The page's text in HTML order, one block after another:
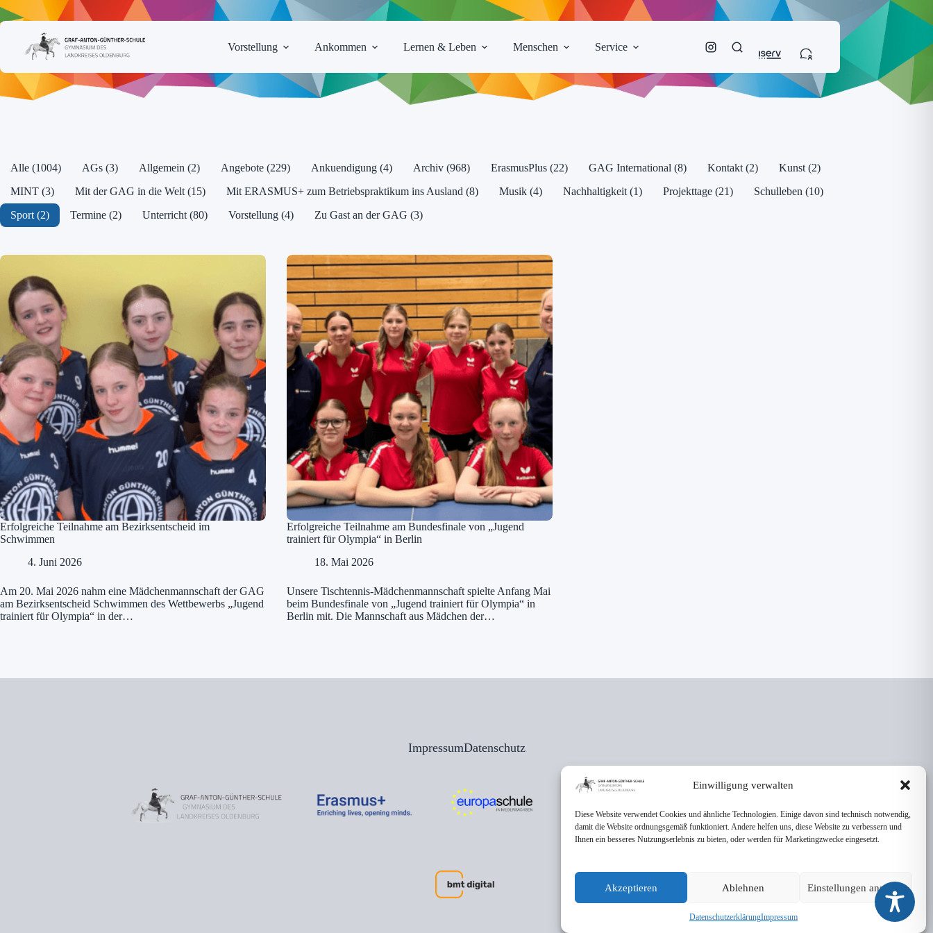
Einwilligung verwalten
Diese Website verwendet Cookies und ähnliche Technologien. Einige davon sind technisch notwendig,
damit die Website ordnungsgemäß funktioniert. Andere helfen uns, diese Website zu verbessern und
Ihnen ein besseres Nutzungserlebnis zu bieten, oder werden für Marketingzwecke eingesetzt.
Akzeptieren Ablehnen Einstellungen ansehen
DatenschutzerklärungImpressum
Zum
Inhalt
Vorstellung
Ankommen Lernen & Leben Menschen Service
Alle (1004) AGs (3) Allgemein (2) Angebote (229) Ankuendigung (4) Archiv (968) ErasmusPlus (22) GAG International (8) Kontakt (2)
Kunst (2)
MINT (3)
Mit der GAG in die Welt (15) Mit ERASMUS+ zum Betriebspraktikum ins Ausland (8) Musik (4) Nachhaltigkeit (1) Projekttage (21)
Schulleben (10)
Sport (2)
Termine (2) Unterricht (80) Vorstellung (4) Zu Gast an der GAG (3)
Erfolgreiche Teilnahme am Bezirksentscheid im
Schwimmen
4. Juni 2026
Am 20. Mai 2026 nahm eine Mädchenmannschaft der GAG
am Bezirksentscheid Schwimmen des Wettbewerbs „Jugend
trainiert für Olympia“ in der…
Erfolgreiche Teilnahme am Bundesfinale von „Jugend
trainiert für Olympia“ in Berlin
18. Mai 2026
Unsere Tischtennis-Mädchenmannschaft spielte Anfang Mai
beim Bundesfinale von „Jugend trainiert für Olympia“ in
Berlin mit. Die Mannschaft aus Mädchen der…
ImpressumDatenschutz